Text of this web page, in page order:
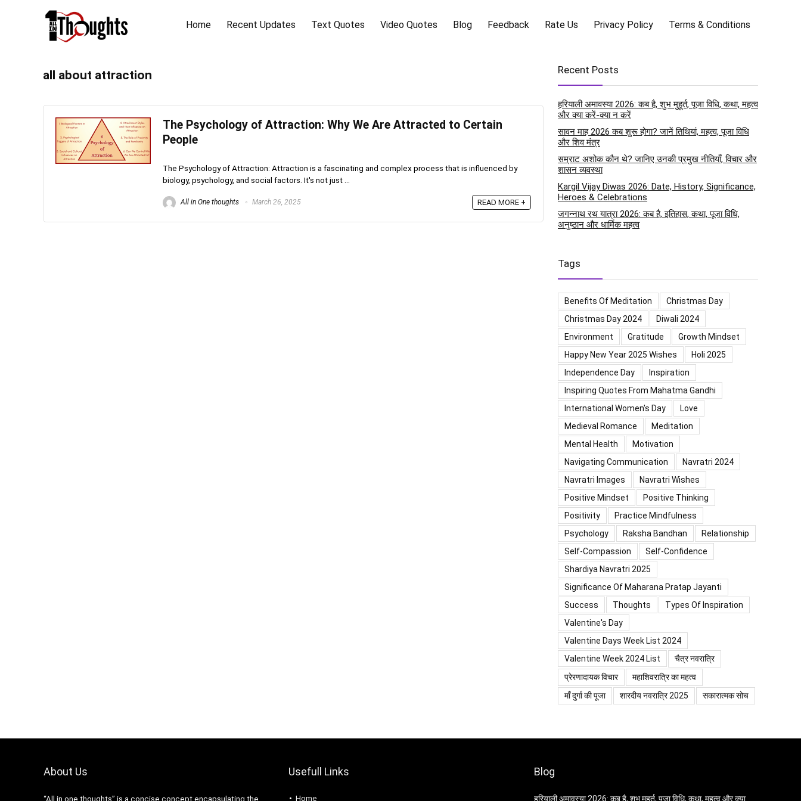
Home Recent Updates Text Quotes Video Quotes Blog Feedback Rate Us Privacy Policy Terms & Conditions
all about attraction
The Psychology of Attraction: Why We Are Attracted to Certain
People
The Psychology of Attraction: Attraction is a fascinating and complex process that is influenced by
biology, psychology, and social factors. It's not just ...
All in One thoughts March 26, 2025 READ MORE +
Recent Posts
हरियाली अमावस्या 2026: कब है, शुभ मुहूर्त, पूजा विधि, कथा, महत्व
और क्या करें-क्या न करें
सावन माह 2026 कब शुरू होगा? जानें तिथियां, महत्व, पूजा विधि
और शिव मंत्र
सम्राट अशोक कौन थे? जानिए उनकी प्रमुख नीतियाँ, विचार और
शासन व्यवस्था
Kargil Vijay Diwas 2026: Date, History, Significance,
Heroes & Celebrations
जगन्नाथ रथ यात्रा 2026: कब है, इतिहास, कथा, पूजा विधि,
अनुष्ठान और धार्मिक महत्व
Tags
Benefits Of Meditation
Christmas Day
Christmas Day 2024
Diwali 2024
Environment
Gratitude
Growth Mindset
Happy New Year 2025 Wishes
Holi 2025
Independence Day
Inspiration
Inspiring Quotes From Mahatma Gandhi
International Women's Day
Love
Medieval Romance
Meditation
Mental Health
Motivation
Navigating Communication
Navratri 2024
Navratri Images
Navratri Wishes
Positive Mindset
Positive Thinking
Positivity
Practice Mindfulness
Psychology
Raksha Bandhan
Relationship
Self-Compassion
Self-Confidence
Shardiya Navratri 2025
Significance Of Maharana Pratap Jayanti
Success
Thoughts
Types Of Inspiration
Valentine's Day
Valentine Days Week List 2024
Valentine Week 2024 List
चैत्र नवरात्रि
प्रेरणादायक विचार
महाशिवरात्रि का महत्व
माँ दुर्गा की पूजा
शारदीय नवरात्रि 2025 सकारात्मक सोच
About Us
“All in one thoughts” is a concise concept encapsulating the
Usefull Links
Home
Blog
हरियाली अमावस्या 2026: कब है, शुभ मुहूर्त, पूजा विधि, कथा, महत्व और क्या